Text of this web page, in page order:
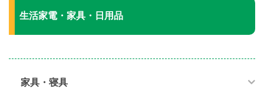
生活家電・家具・日用品
家具・寝具​